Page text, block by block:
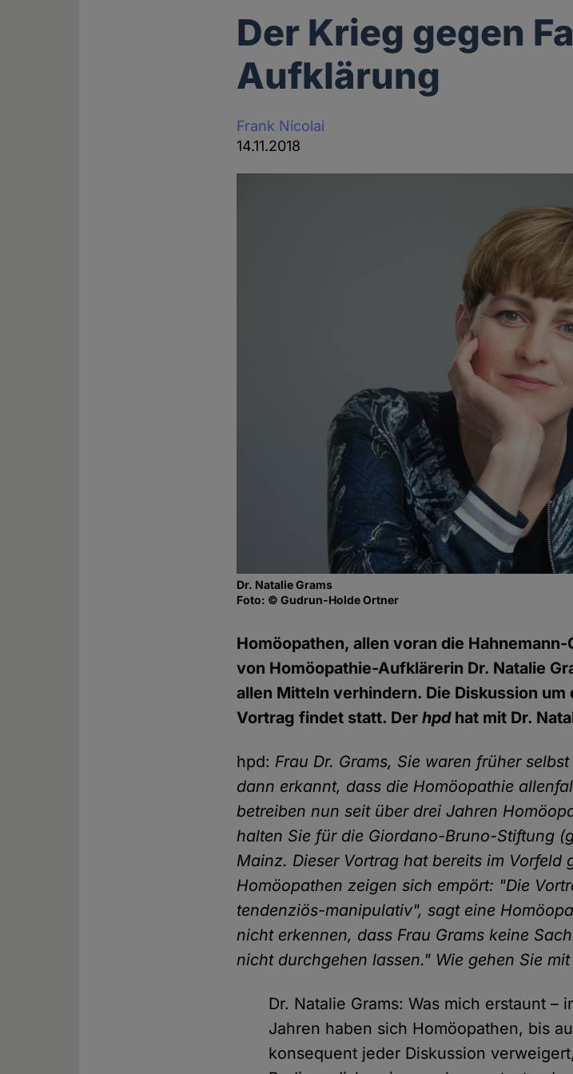
Der Krieg gegen
Aufklärung
Frank Nicolai
14.11.2018
Dr. Natalie Grams
Foto: © Gudrun-Holde Ortner
Homöopathen, allen voran die
von Homöopathie-Aufklärerin Dr. Natalie
allen Mitteln verhindern. Die Diskussion
Vortrag findet statt. Derhpdhat mit Dr.
hpd: Frau Dr. Grams, Sie waren früher
dann erkannt, dass die Homöopathie
betreiben nun seit über drei Jahren
halten Sie für die Giordano-Bruno-Stiftung
Mainz. Dieser Vortrag hat bereits im Vorfeld
Homöopathen zeigen sich empört: "Die
tendenziös-manipulativ", sagt eine
nicht erkennen, dass Frau Grams keine
nicht durchgehen lassen." Wie gehen Sie
Dr. Natalie Grams: Was mich erstaunt –
Jahren haben sich Homöopathen, bis
konsequent jeder Diskussion